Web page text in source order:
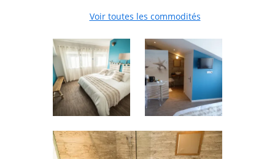
Voir toutes les commodités